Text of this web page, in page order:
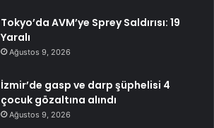
Tokyo’da AVM’ye Sprey Saldırısı: 19
Yaralı
Ağustos 9, 2026
İzmir’de gasp ve darp şüphelisi 4
çocuk gözaltına alındı
Ağustos 9, 2026